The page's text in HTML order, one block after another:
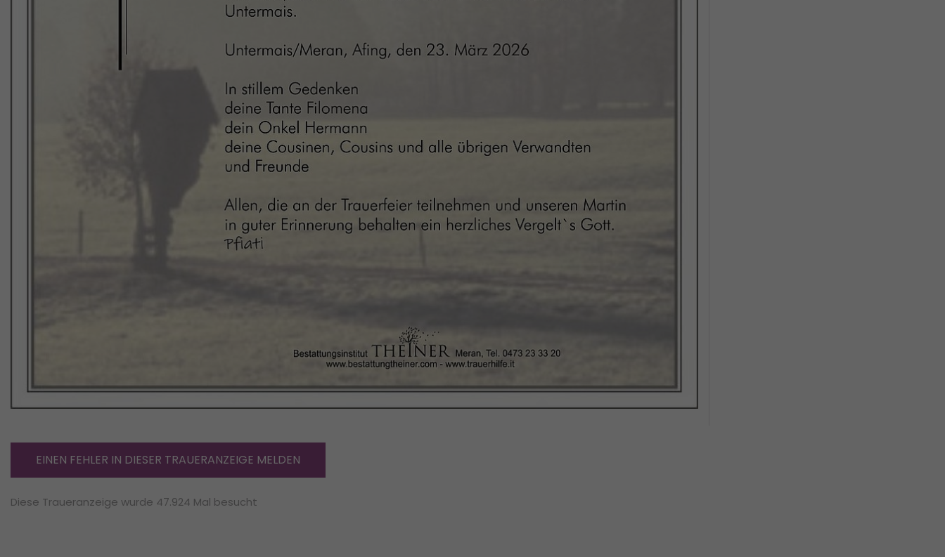
EINEN FEHLER IN DIESER TRAUERANZEIGE MELDEN
Diese Traueranzeige wurde 47.924 Mal besucht